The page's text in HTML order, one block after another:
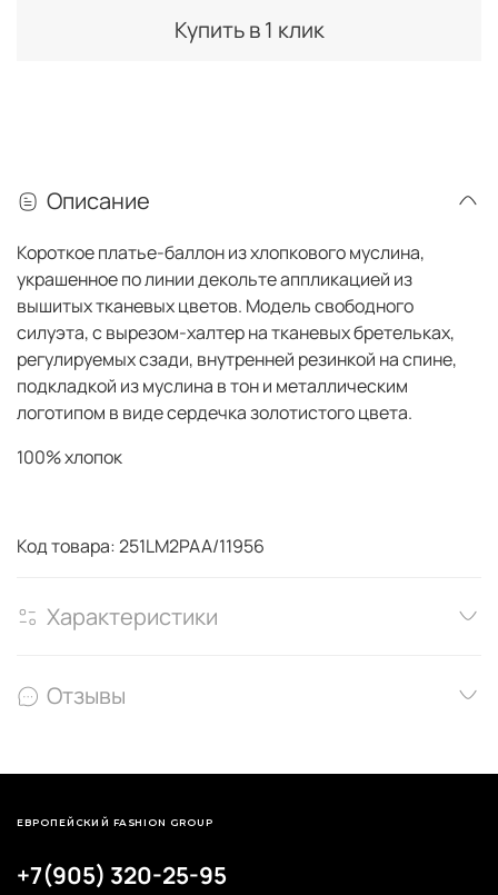
Купить в 1 клик
Описание
Короткое платье-баллон из хлопкового муслина,
украшенное по линии декольте аппликацией из
вышитых тканевых цветов. Модель свободного
силуэта, с вырезом-халтер на тканевых бретельках,
регулируемых сзади, внутренней резинкой на спине,
подкладкой из муслина в тон и металлическим
логотипом в виде сердечка золотистого цвета.
100% хлопок
Код товара: 251LM2PAA/11956
Характеристики
Отзывы
+7(905) 320-25-95
ЕВРОПЕЙСКИЙ FASHION GROUP